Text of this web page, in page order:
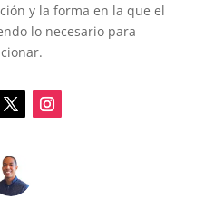
y la forma en la que el
lo necesario para